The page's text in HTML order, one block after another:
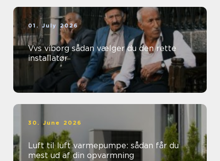
01. July 2026
Vvs viborg sådan vælger du den rette
installatør
30. June 2026
Luft til luft varmepumpe: sådan får du
mest ud af din opvarmning